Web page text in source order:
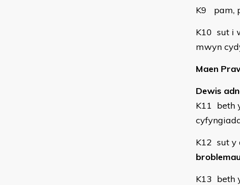
K9 pam,
K10 sut i
mwyn
Maen
Dewis
K11 beth
K12 sut y
K13 beth